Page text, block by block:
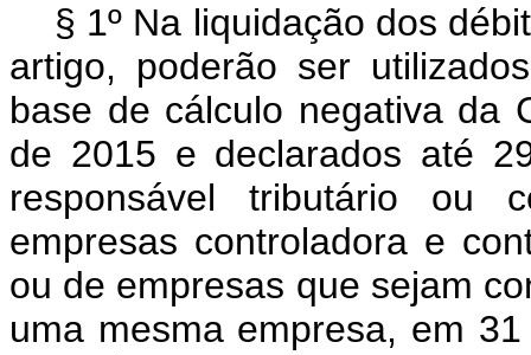
§ 1º Na liquidação dos
artigo, poderão ser
base de cálculo negativa da
de 2015 e declarados até
responsável tributário ou
empresas controladora e
ou de empresas que sejam
uma mesma empresa, em